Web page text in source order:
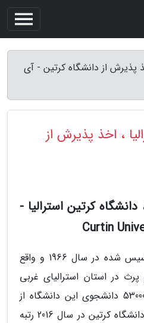
پذیرش از دانشگاه کرتین - آی
، اخذ پذیرش از
کرتین استرالیا -
Curtin
دانشگاه کرتین استرالیا تاسیس شده در سال 1966 و واقع
در استان استرالیای غربی
است. حدود یک سوم از 53000 دانشجوی این دانشگاه از
خارج از استرالیا می آیند. دانشگاه کرتین در سال 2016 رتبه